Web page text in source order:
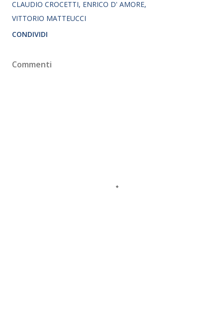
CLAUDIO CROCETTI ENRICO D' AMORE
VITTORIO MATTEUCCI
CONDIVIDI
Commenti